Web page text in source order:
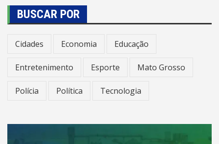
BUSCAR POR
Cidades Economia Educação
Entretenimento Esporte Mato Grosso
Polícia Política Tecnologia